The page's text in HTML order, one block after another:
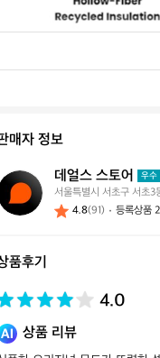
매자 정보
데
스
데얼스 스토어 우수
서울특별시 서초구 서초3
4.8(91) 등록상품
품후기
4.0
상품 리뷰